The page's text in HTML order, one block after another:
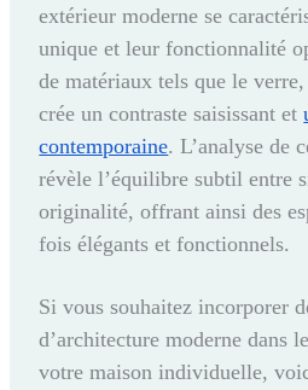
extérieur moderne se
unique et leur fonctionnalité
de matériaux tels que le
crée un contraste saisissant et
contemporaine. L’analyse de
révèle l’équilibre subtil entre
originalité, offrant ainsi des
fois élégants et fonctionnels.
Si vous souhaitez incorporer
d’architecture moderne dans
votre maison individuelle,